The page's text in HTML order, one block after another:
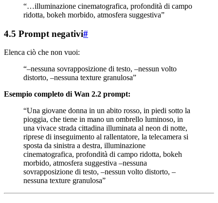
“…illuminazione cinematografica, profondità di campo
ridotta, bokeh morbido, atmosfera suggestiva”
4.5 Prompt negativi#
Elenca ciò che non vuoi:
“–nessuna sovrapposizione di testo, –nessun volto
distorto, –nessuna texture granulosa”
Esempio completo di Wan 2.2 prompt:
“Una giovane donna in un abito rosso, in piedi sotto la
pioggia, che tiene in mano un ombrello luminoso, in
una vivace strada cittadina illuminata al neon di notte,
riprese di inseguimento al rallentatore, la telecamera si
sposta da sinistra a destra, illuminazione
cinematografica, profondità di campo ridotta, bokeh
morbido, atmosfera suggestiva –nessuna
sovrapposizione di testo, –nessun volto distorto, –
nessuna texture granulosa”